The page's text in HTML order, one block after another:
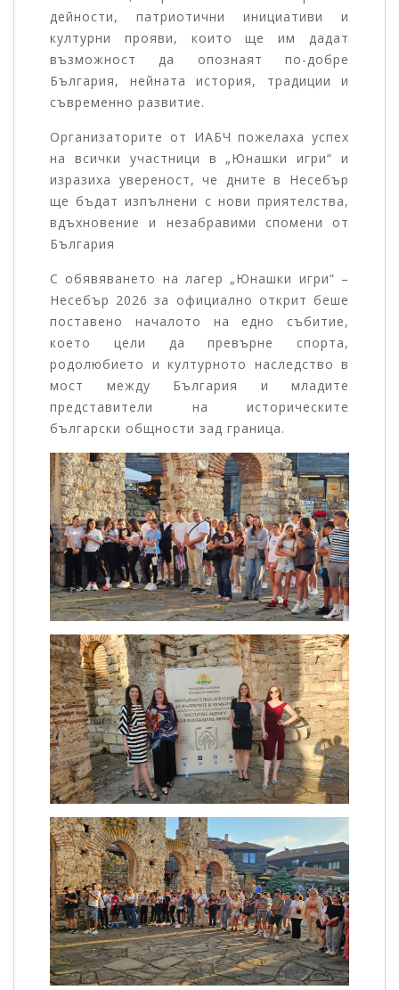
дейности, патриотични инициативи и
културни прояви, които ще им дадат
възможност да опознаят по-добре
България, нейната история, традиции и
съвременно развитие.
Организаторите от ИАБЧ пожелаха успех
на всички участници в „Юнашки игри“ и
изразиха увереност, че дните в Несебър
ще бъдат изпълнени с нови приятелства,
вдъхновение и незабравими спомени от
България
С обявяването на лагер „Юнашки игри“ –
Несебър 2026 за официално открит беше
поставено началото на едно събитие,
което цели да превърне спорта,
родолюбието и културното наследство в
мост между България и младите
представители на историческите
български общности зад граница.